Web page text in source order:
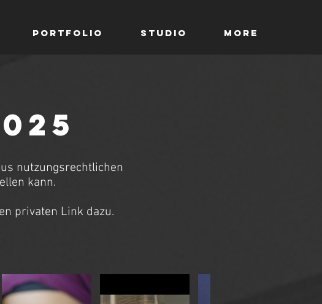
Portfolio Studio More
nutzungsrechtlichen
kann.
privaten Link dazu.